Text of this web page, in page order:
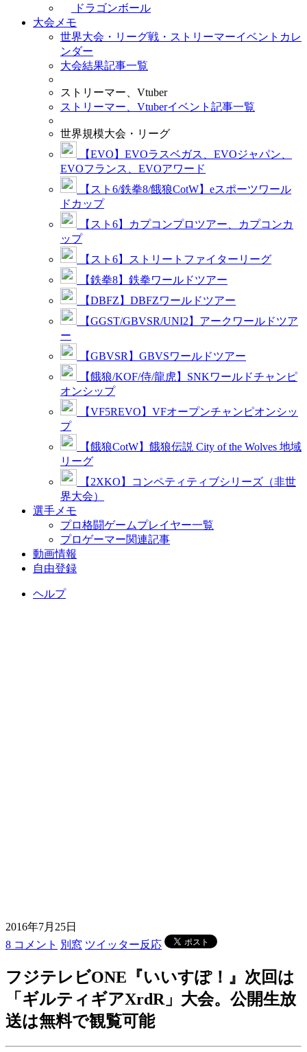
ドラゴンボール
大会メモ
世界大会・リーグ戦・ストリーマーイベントカレ
ンダー
大会結果記事一覧
ストリーマー、Vtuber
ストリーマー、Vtuberイベント記事一覧
世界規模大会・リーグ
【EVO】EVOラスベガス、EVOジャパン、
EVOフランス、EVOアワード
【スト6/鉄拳8/餓狼CotW】eスポーツワール
ドカップ
【スト6】カプコンプロツアー、カプコンカ
ップ
【スト6】ストリートファイターリーグ
【鉄拳8】鉄拳ワールドツアー
【DBFZ】DBFZワールドツアー
【GGST/GBVSR/UNI2】アークワールドツア
ー
【GBVSR】GBVSワールドツアー
【餓狼/KOF/侍/龍虎】SNKワールドチャンピ
オンシップ
【VF5REVO】VFオープンチャンピオンシッ
プ
【餓狼CotW】餓狼伝説 City of the Wolves 地域
リーグ
【2XKO】コンペティティブシリーズ（非世
界大会）
選手メモ
プロ格闘ゲームプレイヤー一覧
プロゲーマー関連記事
動画情報
自由登録
ヘルプ
2016年7月25日
8 コメント 別窓 ツイッター反応
フジテレビONE『いいすぽ！』次回は
「ギルティギアXrdR」大会。公開生放
送は無料で観覧可能